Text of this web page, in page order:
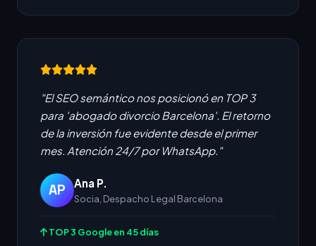
"El SEO semántico nos posicionó en TOP 3
para 'abogado divorcio Barcelona'. El retorno
de la inversión fue evidente desde el primer
mes. Atención 24/7 por WhatsApp."
AP Ana P.
Socia, Despacho Legal Barcelona
TOP 3 Google en 45 días